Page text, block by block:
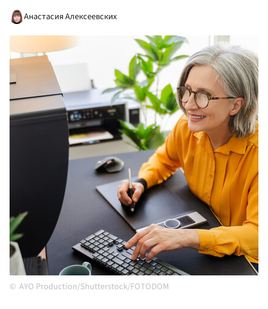
Анастасия Алексеевских
AYO Production/Shutterstock/FOTODOM